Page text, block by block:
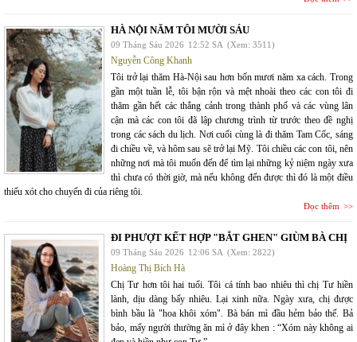
HÀ NỘI NĂM TÔI MƯỜI SÁU
09 Tháng Sáu 2026 12:52 SA (Xem: 3511)
Nguyễn Công Khanh
Tôi trở lại thăm Hà-Nội sau hơn bốn mươi năm xa cách. Trong
gần một tuần lễ, tôi bận rộn và mệt nhoài theo các con tôi đi
thăm gần hết các thắng cảnh trong thành phố và các vùng lân
cận mà các con tôi đã lập chương trình từ trước theo đề nghị
trong các sách du lịch. Nơi cuối cùng là đi thăm Tam Cốc, sáng
đi chiều về, và hôm sau sẽ trở lại Mỹ. Tôi chiều các con tôi, nên
những nơi mà tôi muốn đến để tìm lại những kỷ niệm ngày xưa
thì chưa có thời giờ, mà nếu không đến được thì đó là một điều
thiếu xót cho chuyến đi của riêng tôi.
Đọc thêm
ĐI PHƯỢT KẾT HỢP "BẮT GHEN" GIÙM BÀ CHỊ
09 Tháng Sáu 2026 12:06 SA (Xem: 2822)
Hoàng Thị Bích Hà
Chị Tư hơn tôi hai tuổi. Tôi cá tính bao nhiêu thì chị Tư hiền
lành, dịu dàng bấy nhiêu. Lại xinh nữa. Ngày xưa, chị được
bình bầu là "hoa khôi xóm". Bà bán mì đầu hẻm bảo thế. Bả
bảo, mấy người thường ăn mì ở đây khen : “Xóm này không ai